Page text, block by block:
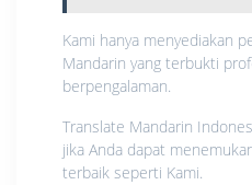
Kami hanya menyediakan
Mandarin yang terbukti
berpengalaman.
Translate Mandarin
jika Anda dapat
terbaik seperti Kami.